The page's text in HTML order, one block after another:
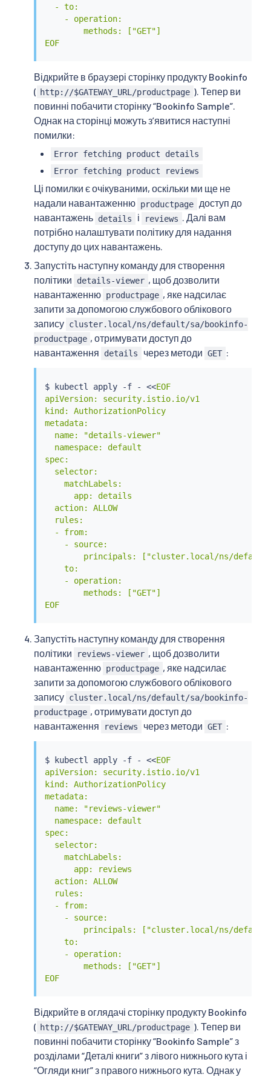
  - to:
    - operation:
        methods: ["GET"]
EOF
Відкрийте в браузері сторінку продукту Bookinfo
( http://$GATEWAY_URL/productpage ). Тепер ви
повинні побачити сторінку “Bookinfo Sample”.
Однак на сторінці можуть з’явитися наступні
помилки:
Error fetching product details
Error fetching product reviews
Ці помилки є очікуваними, оскільки ми ще не
надали навантаженню productpage
доступ до
навантажень details і reviews . Далі вам
потрібно налаштувати політику для надання
доступу до цих навантажень.
Запустіть наступну команду для створення
політики
details-viewer , щоб дозволити
навантаженню productpage , яке надсилає
запити за допомогою службового облікового
запису cluster.local/ns/default/sa/bookinfo-
productpage , отримувати доступ до
навантаження
details через методи GET :
$ kubectl apply -f - <<EOF
apiVersion: security.istio.io/v1
kind: AuthorizationPolicy
metadata:
  name: "details-viewer"
  namespace: default
spec:
  selector:
    matchLabels:
      app: details
  action: ALLOW
  rules:
  - from:
    - source:
principals: ["cluster.local/ns/
    to:
    - operation:
        methods: ["GET"]
EOF
Запустіть наступну команду для створення
політики
reviews-viewer , щоб дозволити
навантаженню productpage , яке надсилає
запити за допомогою службового облікового
запису cluster.local/ns/default/sa/bookinfo-
productpage , отримувати доступ до
навантаження
reviews через методи GET :
$ kubectl apply -f - <<EOF
apiVersion: security.istio.io/v1
kind: AuthorizationPolicy
metadata:
  name: "reviews-viewer"
  namespace: default
spec:
  selector:
    matchLabels:
      app: reviews
  action: ALLOW
  rules:
  - from:
    - source:
principals: ["cluster.local/ns/
    to:
    - operation:
        methods: ["GET"]
EOF
Відкрийте в оглядачі сторінку продукту Bookinfo
( http://$GATEWAY_URL/productpage ). Тепер ви
повинні побачити сторінку “Bookinfo Sample” з
розділами “Деталі книги” з лівого нижнього кута і
“Огляди книг” з правого нижнього кута. Однак у